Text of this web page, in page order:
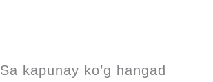
Sa kapunay ko’g hangad